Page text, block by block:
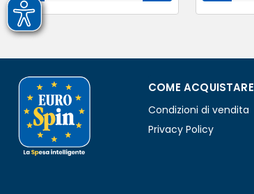
COME ACQUISTARE
Condizioni di vendita
Privacy Policy